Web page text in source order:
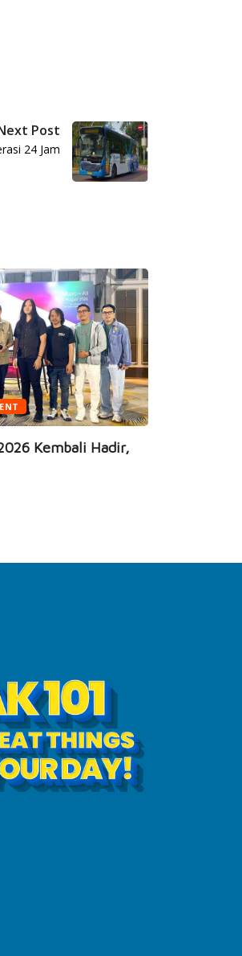
Post
24 Jam
Kembali Hadir,